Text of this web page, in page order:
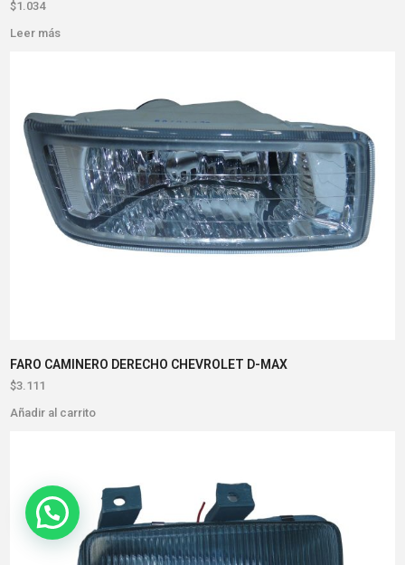
$1.034
Leer más
FARO CAMINERO DERECHO CHEVROLET D-MAX
$3.111
Añadir al carrito